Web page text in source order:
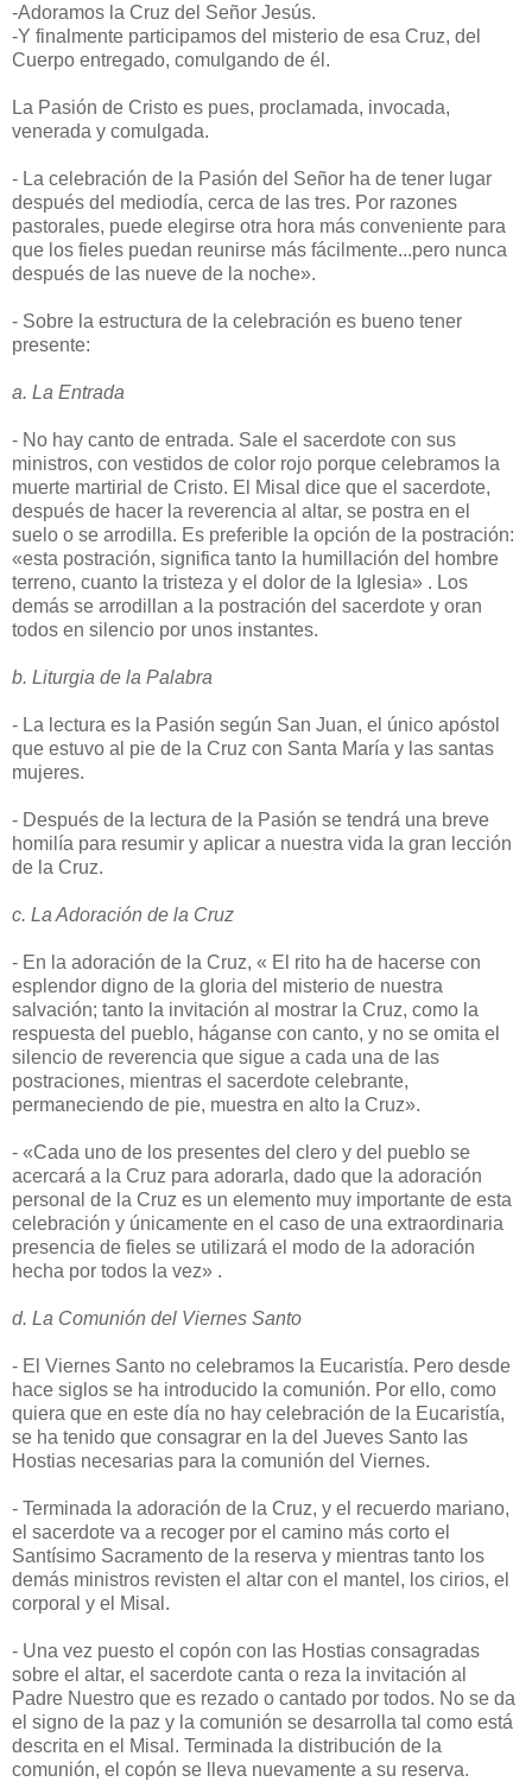
-Adoramos la Cruz del Señor Jesús.
-Y finalmente participamos del misterio de esa Cruz, del
Cuerpo entregado, comulgando de él.
La Pasión de Cristo es pues, proclamada, invocada,
venerada y comulgada.
- La celebración de la Pasión del Señor ha de tener lugar
después del mediodía, cerca de las tres. Por razones
pastorales, puede elegirse otra hora más conveniente para
que los fieles puedan reunirse más fácilmente...pero nunca
después de las nueve de la noche».
- Sobre la estructura de la celebración es bueno tener
presente:
a. La Entrada
- No hay canto de entrada. Sale el sacerdote con sus
ministros, con vestidos de color rojo porque celebramos la
muerte martirial de Cristo. El Misal dice que el sacerdote,
después de hacer la reverencia al altar, se postra en el
suelo o se arrodilla. Es preferible la opción de la postración:
«esta postración, significa tanto la humillación del hombre
terreno, cuanto la tristeza y el dolor de la Iglesia» . Los
demás se arrodillan a la postración del sacerdote y oran
todos en silencio por unos instantes.
b. Liturgia de la Palabra
- La lectura es la Pasión según San Juan, el único apóstol
que estuvo al pie de la Cruz con Santa María y las santas
mujeres.
- Después de la lectura de la Pasión se tendrá una breve
homilía para resumir y aplicar a nuestra vida la gran lección
de la Cruz.
c. La Adoración de la Cruz
- En la adoración de la Cruz, « El rito ha de hacerse con
esplendor digno de la gloria del misterio de nuestra
salvación; tanto la invitación al mostrar la Cruz, como la
respuesta del pueblo, háganse con canto, y no se omita el
silencio de reverencia que sigue a cada una de las
postraciones, mientras el sacerdote celebrante,
permaneciendo de pie, muestra en alto la Cruz».
- «Cada uno de los presentes del clero y del pueblo se
acercará a la Cruz para adorarla, dado que la adoración
personal de la Cruz es un elemento muy importante de esta
celebración y únicamente en el caso de una extraordinaria
presencia de fieles se utilizará el modo de la adoración
hecha por todos la vez» .
d. La Comunión del Viernes Santo
- El Viernes Santo no celebramos la Eucaristía. Pero desde
hace siglos se ha introducido la comunión. Por ello, como
quiera que en este día no hay celebración de la Eucaristía,
se ha tenido que consagrar en la del Jueves Santo las
Hostias necesarias para la comunión del Viernes.
- Terminada la adoración de la Cruz, y el recuerdo mariano,
el sacerdote va a recoger por el camino más corto el
Santísimo Sacramento de la reserva y mientras tanto los
demás ministros revisten el altar con el mantel, los cirios, el
corporal y el Misal.
- Una vez puesto el copón con las Hostias consagradas
sobre el altar, el sacerdote canta o reza la invitación al
Padre Nuestro que es rezado o cantado por todos. No se da
el signo de la paz y la comunión se desarrolla tal como está
descrita en el Misal. Terminada la distribución de la
comunión, el copón se lleva nuevamente a su reserva.